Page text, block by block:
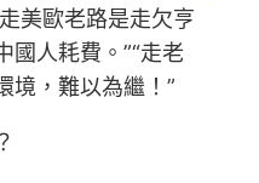
美歐老路是走欠亨
國人耗費。”“走老
境，難以為繼！”